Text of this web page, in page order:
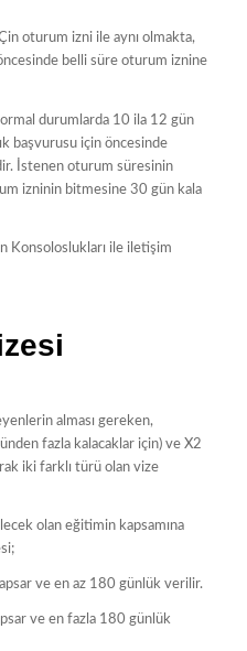
oturum izni ile aynı olmakta,
belli süre oturum iznine
durumlarda 10 ila 12 gün
başvurusu için öncesinde
İstenen oturum süresinin
izninin bitmesine 30 gün kala
Konsoloslukları ile iletişim
alması gereken,
fazla kalacaklar için) ve X2
iki farklı türü olan vize
olan eğitimin kapsamına
ve en az 180 günlük verilir.
ve en fazla 180 günlük